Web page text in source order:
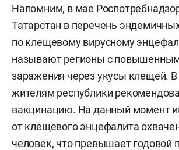
Напомним, в мае
Татарстан в перечень
по клещевому вирусному
называют регионы с
заражения через укусы клещей. В
жителям республики
вакцинацию. На данный момент
от клещевого энцефалита
человек, что превышает годовой